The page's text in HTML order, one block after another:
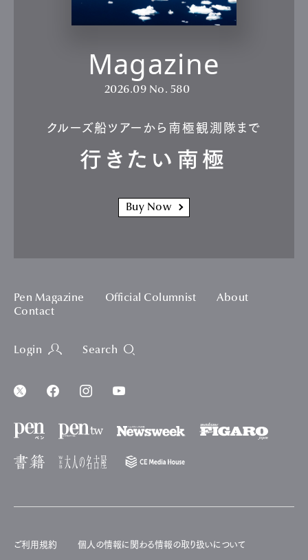
Magazine
2026.09 No. 580
クルーズ船ツアーから南極観測隊まで
行きたい南極
Buy Now
Pen Magazine Official Columnist
About
Contact
Login Search
ご利用規約 個人の情報に関わる情報の取り扱いについて